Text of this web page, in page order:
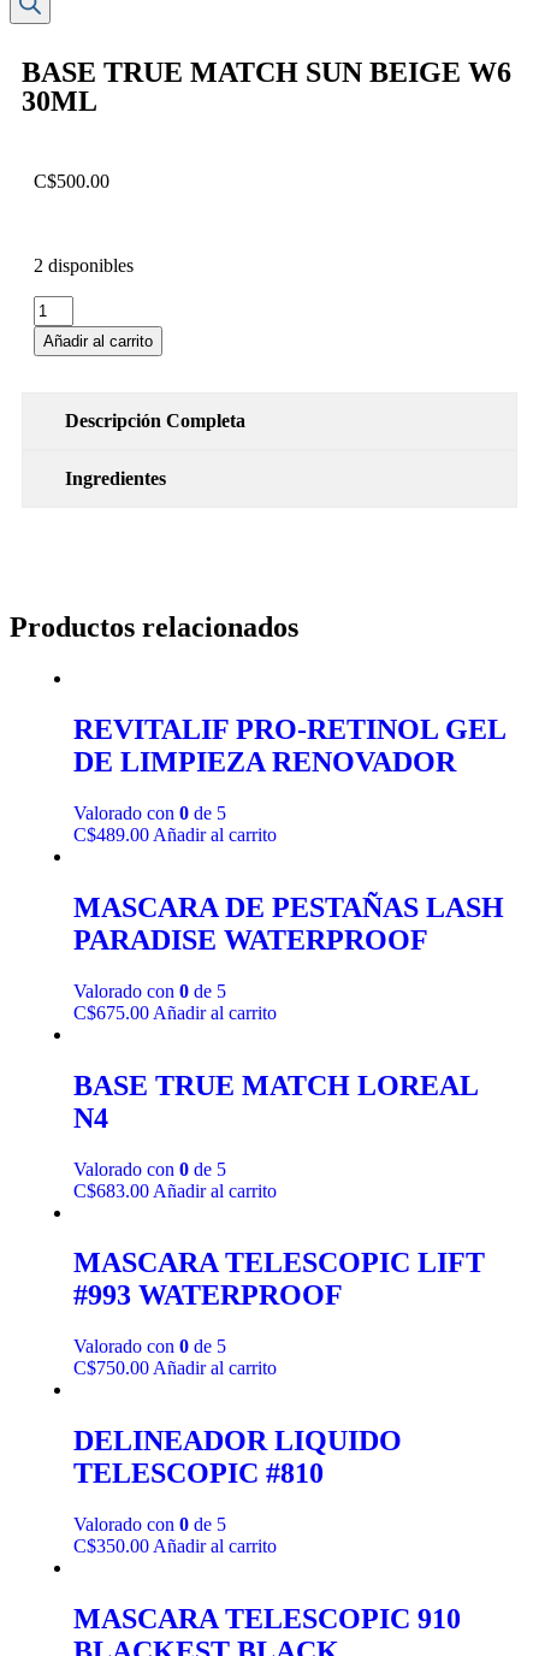
BASE TRUE MATCH SUN BEIGE W6
30ML
C$500.00
2 disponibles
Añadir al carrito
Descripción Completa
Ingredientes
Productos relacionados
REVITALIF PRO-RETINOL GEL
DE LIMPIEZA RENOVADOR
Valorado con 0de 5
C$489.00 Añadir al carrito
MASCARA DE PESTAÑAS LASH
PARADISE WATERPROOF
Valorado con 0de 5
C$675.00 Añadir al carrito
BASE TRUE MATCH LOREAL
N4
Valorado con 0de 5
C$683.00 Añadir al carrito
MASCARA TELESCOPIC LIFT
#993 WATERPROOF
Valorado con 0de 5
C$750.00 Añadir al carrito
DELINEADOR LIQUIDO
TELESCOPIC #810
Valorado con 0de 5
C$350.00 Añadir al carrito
MASCARA TELESCOPIC 910